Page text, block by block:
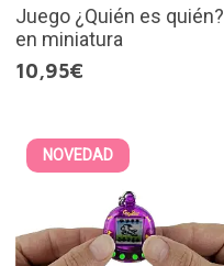
Juego ¿Quién es quién?
en miniatura
10,95€
NOVEDAD